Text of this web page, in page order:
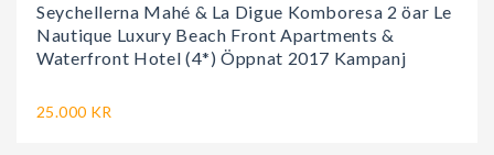
Seychellerna Mahé & La Digue Komboresa 2 öar Le
Nautique Luxury Beach Front Apartments &
Waterfront Hotel (4*) Öppnat 2017 Kampanj
25.000 KR